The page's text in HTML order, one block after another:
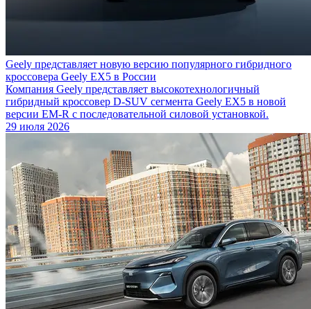
Geely представляет новую версию популярного гибридного
кроссовера Geely EX5 в России
Компания Geely представляет высокотехнологичный
гибридный кроссовер D-SUV сегмента Geely EX5 в новой
версии EM-R с последовательной силовой установкой.
29 июля 2026